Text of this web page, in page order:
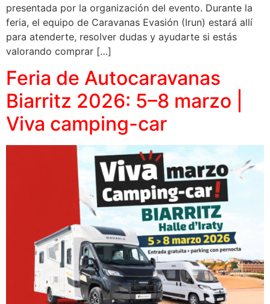
presentada por la organización del evento. Durante la
feria, el equipo de Caravanas Evasión (Irun) estará allí
para atenderte, resolver dudas y ayudarte si estás
valorando comprar […]
Feria de Autocaravanas
Biarritz 2026: 5–8 marzo |
Viva camping-car